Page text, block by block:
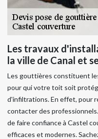
Les travaux
la ville de Canal et
Les gouttières constituent
pour qui votre toit soit
d'infiltrations. En effet, pour
contacter des
de faire confiance à Castel
efficaces et modernes.